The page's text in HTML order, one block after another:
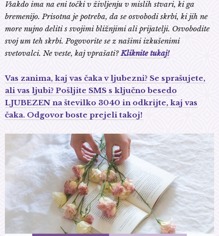
Vsakdo ima na eni točki v življenju v mislih stvari, ki ga
bremenijo. Prisotna je potreba, da se osvobodi skrbi, ki jih ne
more nujno deliti s svojimi bližnjimi ali prijatelji. Osvobodite
svoj um teh skrbi. Pogovorite se z našimi izkušenimi
svetovalci. Ne veste, kaj vprašati?Kliknite tukaj!
Vas zanima, kaj vas čaka v ljubezni? Se sprašujete,
ali vas ljubi? Pošljite SMS s ključno besedo
LJUBEZEN na številko 3040 in odkrijte, kaj vas
čaka. Odgovor boste prejeli takoj!